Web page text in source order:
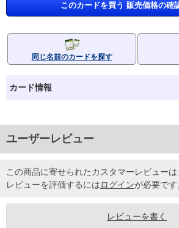
このカードを買う 販売価格の確
同じ名前のカードを探す
カード情報
ユーザーレビュー
この商品に寄せられたカスタマーレビューは
レビューを評価するにはログインが必要です
レビューを書く